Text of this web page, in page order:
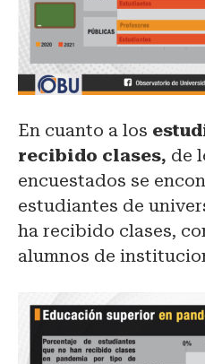
En cuanto a los
recibido clases, de
encuestados se
estudiantes de
ha recibido clases,
alumnos de